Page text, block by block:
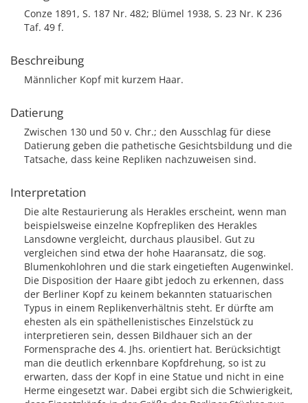
Conze 1891, S. 187 Nr. 482; Blümel 1938, S. 23 Nr. K 236
Taf. 49 f.
Beschreibung
Männlicher Kopf mit kurzem Haar.
Datierung
Zwischen 130 und 50 v. Chr.; den Ausschlag für diese
Datierung geben die pathetische Gesichtsbildung und die
Tatsache, dass keine Repliken nachzuweisen sind.
Interpretation
Die alte Restaurierung als Herakles erscheint, wenn man
beispielsweise einzelne Kopfrepliken des Herakles
Lansdowne vergleicht, durchaus plausibel. Gut zu
vergleichen sind etwa der hohe Haaransatz, die sog.
Blumenkohlohren und die stark eingetieften Augenwinkel.
Die Disposition der Haare gibt jedoch zu erkennen, dass
der Berliner Kopf zu keinem bekannten statuarischen
Typus in einem Replikenverhältnis steht. Er dürfte am
ehesten als ein späthellenistisches Einzelstück zu
interpretieren sein, dessen Bildhauer sich an der
Formensprache des 4. Jhs. orientiert hat. Berücksichtigt
man die deutlich erkennbare Kopfdrehung, so ist zu
erwarten, dass der Kopf in eine Statue und nicht in eine
Herme eingesetzt war. Dabei ergibt sich die Schwierigkeit,